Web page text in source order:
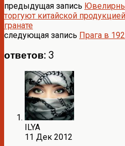
предыдущая запись
торгуют китайской
гранате
следующая запись Прага в
ответов: 3
ILYA
11 Дек 2012